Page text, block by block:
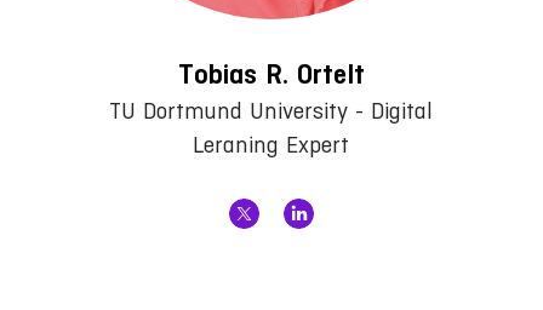
Tobias R. Ortelt
TU Dortmund University - Digital
Leraning Expert